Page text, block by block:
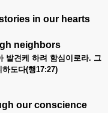
in our hearts
neighbors
발견케 하려 함심이로라. 그
하도다(행17:27)
our conscience